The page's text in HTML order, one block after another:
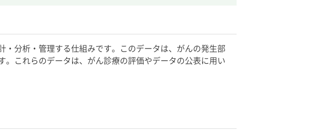
分析・管理する仕組みです。このデータは、がんの発生部
これらのデータは、がん診療の評価やデータの公表に用い